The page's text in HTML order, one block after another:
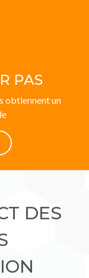
PAS
obtiennent un
DES